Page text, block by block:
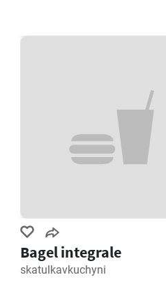
Bagel integrale
skatulkavkuchyni